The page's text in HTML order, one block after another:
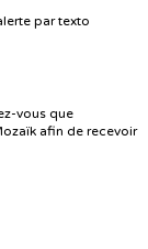
par texto
vous que
afin de recevoir